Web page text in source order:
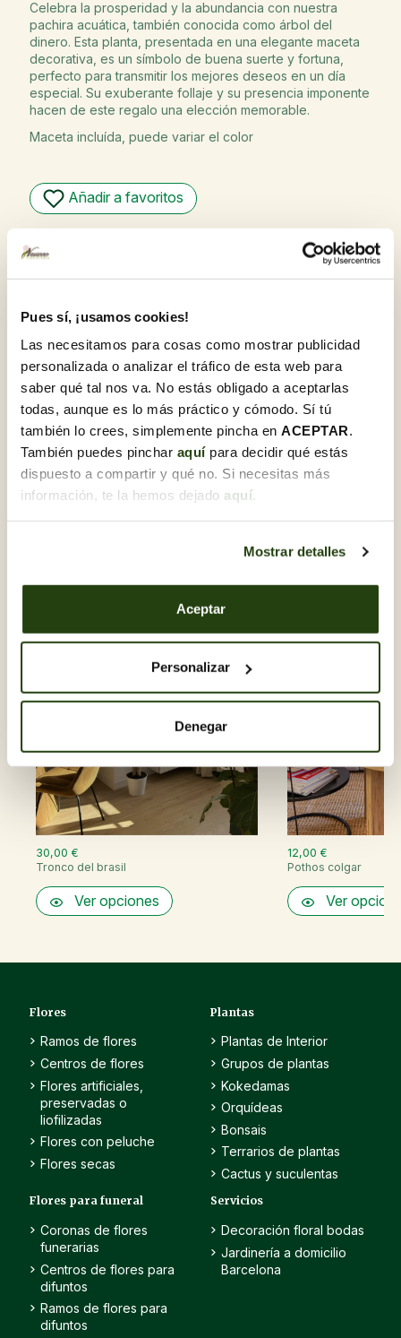
Pues sí, ¡usamos cookies!
Las necesitamos para cosas como mostrar publicidad
personalizada o analizar el tráfico de esta web para
saber qué tal nos va. No estás obligado a aceptarlas
todas, aunque es lo más práctico y cómodo. Sí tú
también lo crees, simplemente pincha en ACEPTAR.
También puedes pinchar aquípara decidir qué estás
dispuesto a compartir y qué no. Si necesitas más
información, te la hemos dejado aquí.
Mostrar detalles
Aceptar
Personalizar
Denegar
Celebra la prosperidad y la abundancia con nuestra
pachira acuática, también conocida como árbol del
dinero. Esta planta, presentada en una elegante maceta
decorativa, es un símbolo de buena suerte y fortuna,
perfecto para transmitir los mejores deseos en un día
especial. Su exuberante follaje y su presencia imponente
hacen de este regalo una elección memorable.
Maceta incluída, puede variar el color
Añadir a favoritos
En Flores Navarro, nos enorgullecemos de ofrecer
productos de la más alta calidad. Nuestro compromiso
seleccionadas cuidadosamente y recibidas diariamente
destino.
Recoge gratis en tienda con Click & Go
Compra online y elige la tienda para recoger tu
pedido cuando te vaya bien.
¿Lo necesitas para regalo?
Te lo preparamos junto a una tarjeta
dedicatoria.Una vez estés en el proceso de compra,
podrás marcar esta opción y personalizarla.
Descubre otras Plantas de
30,00 €
Tronco del brasil
Ver opciones
12,00 €
Pothos colgar
Ver
Flores
Ramos de flores
Centros de flores
Flores artificiales,
preservadas o
liofilizadas
Flores con peluche
Flores secas
Plantas
Plantas de Interior
Grupos de plantas
Kokedamas
Orquídeas
Bonsais
Terrarios de plantas
Cactus y suculentas
Flores para funeral
Coronas de flores
funerarias
Centros de flores para
difuntos
Ramos de flores para
difuntos
Servicios
Decoración floral bodas
Jardinería a domicilio
Barcelona